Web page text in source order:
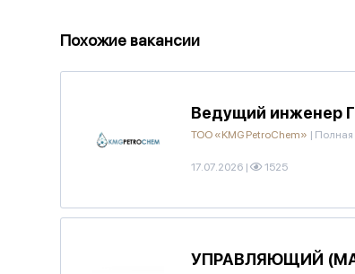
Похожие вакансии
Ведущий инженер
ТОО «KMG PetroChem» | Полная
17.07.2026 | 1525
УПРАВЛЯЮЩИЙ